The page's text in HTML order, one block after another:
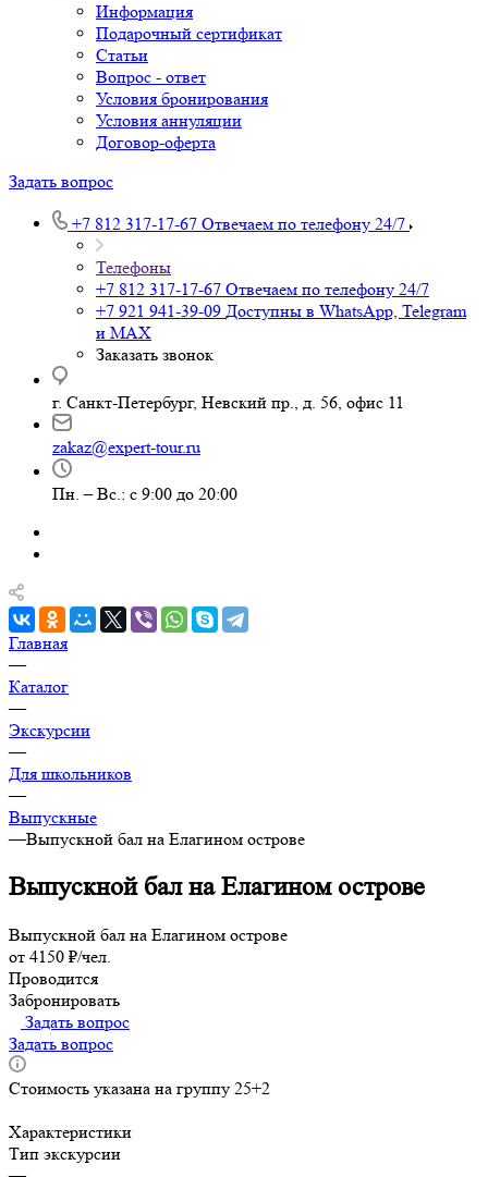
Информация
Подарочный сертификат
Статьи
Вопрос - ответ
Условия бронирования
Условия аннуляции
Договор-оферта
Задать вопрос
+7 812 317-17-67 Отвечаем по телефону 24/7
Телефоны
+7 812 317-17-67 Отвечаем по телефону 24/7
+7 921 941-39-09 Доступны в WhatsApp, Telegram
и MAX
Заказать звонок
г. Санкт-Петербург, Невский пр., д. 56, офис 11
zakaz@expert-tour.ru
Пн. – Вс.: с 9:00 до 20:00
Главная
—
Каталог
—
Экскурсии
—
Для школьников
—
Выпускные
—Выпускной бал на Елагином острове
Выпускной бал на Елагином острове
Выпускной бал на Елагином острове
от 4150 ₽/чел.
Проводится
Забронировать
Задать вопрос
Задать вопрос
Стоимость указана на группу 25+2
Характеристики
Тип экскурсии